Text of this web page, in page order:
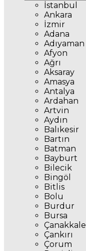
İstanbul
Ankara
İzmir
Adana
Adıyaman
Afyon
Ağrı
Aksaray
Amasya
Antalya
Ardahan
Artvin
Aydın
Balıkesir
Bartın
Batman
Bayburt
Bilecik
Bingöl
Bitlis
Bolu
Burdur
Bursa
Çanakkale
Çankırı
Çorum